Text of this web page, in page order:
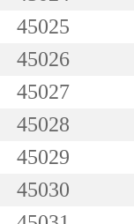
45025
45026
45027
45028
45029
45030